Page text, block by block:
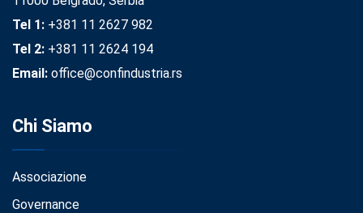
Tel 1: +381 11 2627 982
Tel 2: +381 11 2624 194
Email: office@confindustria.rs
Chi Siamo
Associazione
Governance